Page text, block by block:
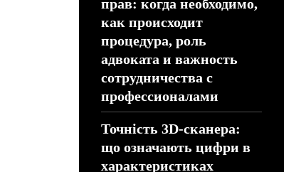
прав: когда необходимо,
как происходит
процедура, роль
адвоката и важность
сотрудничества с
профессионалами
Точність 3D-сканера:
що означають цифри в
характеристиках